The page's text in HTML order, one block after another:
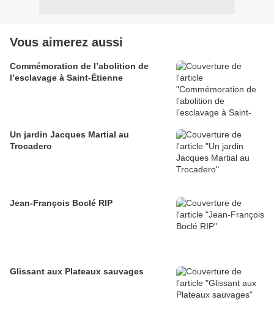
Vous aimerez aussi
Commémoration de l’abolition de
l’esclavage à Saint-Étienne
Un jardin Jacques Martial au
Trocadero
Jean-François Boclé RIP
Glissant aux Plateaux sauvages